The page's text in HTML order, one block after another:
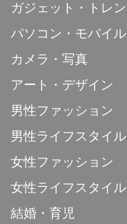
ガジェット・トレ
パソコン・モバイル
カメラ・写真
アート・デザイン
男性ファッション
男性ライフスタイル
女性ファッション
女性ライフスタイル
結婚・育児